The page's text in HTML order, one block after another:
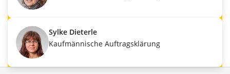
Sylke Dieterle
Kaufmännische Auftragsklärung